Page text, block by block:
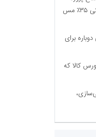
اردبیل و کردستان در بهار ۱۴۰۶ و پیشرفت فیزیکی ۳۵٪ مس
برای
کالا که